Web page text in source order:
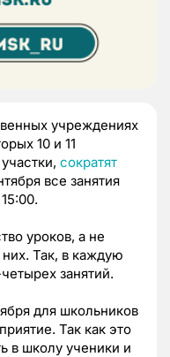
учреждениях
10 и 11
сократят
все занятия
уроков, а не
Так, в каждую
занятий.
для школьников
Так как это
в школу ученики и